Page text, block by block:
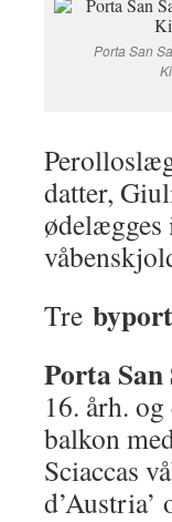
Porta San
datter,
Tre
Porta
16. årh.
balkon
Sciaccas